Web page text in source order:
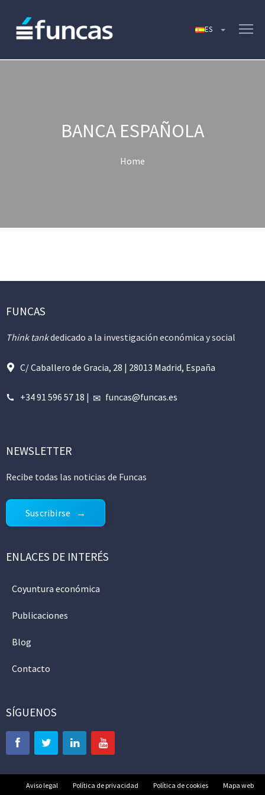
BANCA ESPAÑOLA
Home
FUNCAS
Think tankdedicado a la investigación económica y social
C/ Caballero de Gracia, 28 | 28013 Madrid, España
+34 91 596 57 18 | funcas@funcas.es
NEWSLETTER
Recibe todas las noticias de Funcas
Suscribirse
ENLACES DE INTERÉS
Coyuntura económica
Publicaciones
Blog
Contacto
SÍGUENOS
Aviso legal Política de privacidad Política de cookies Mapa web